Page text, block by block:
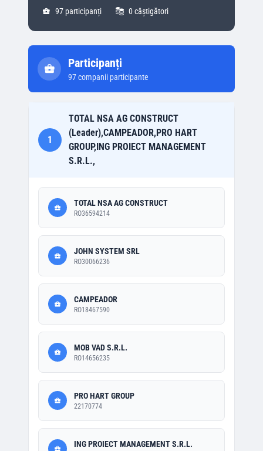
97 participanți 0câștigători
Participanți
97companii participante
1
TOTAL NSA AG CONSTRUCT
(Leader),CAMPEADOR,PRO HART
GROUP,ING PROIECT MANAGEMENT
S.R.L.,
TOTAL NSA AG CONSTRUCT
RO36594214
JOHN SYSTEM SRL
RO30066236
CAMPEADOR
RO18467590
MOB VAD S.R.L.
RO14656235
PRO HART GROUP
22170774
ING PROIECT MANAGEMENT S.R.L.